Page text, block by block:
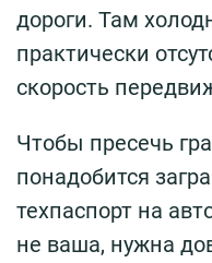
дороги. Там
практически
скорость
Чтобы пресечь
понадобится
техпаспорт на
не ваша, нужна